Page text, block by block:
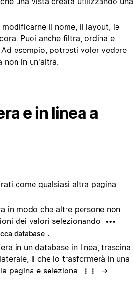
il nome, il layout, le
Puoi anche filtra, ordina e
esempio, potresti voler vedere
non in un'altra.
e in linea a
come qualsiasi altra pagina
in modo che altre persone non
dei valori selezionando
•••
database .
in un database in linea, trascina
il che lo trasformerà in una
pagina e seleziona
⋮⋮ →